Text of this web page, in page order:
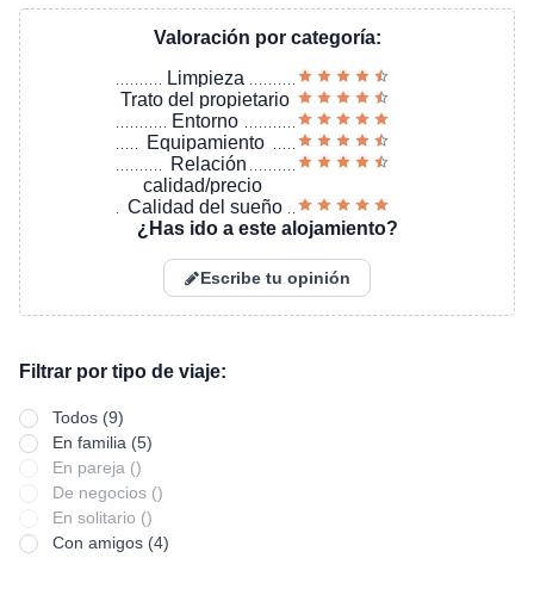
Valoración por categoría:
Limpieza
Trato del propietario
Entorno
Equipamiento
Relación
calidad/precio
Calidad del sueño
¿Has ido a este alojamiento?
Escribe tu opinión
Filtrar por tipo de viaje:
Todos (9)
En familia (5)
En pareja ()
De negocios ()
En solitario ()
Con amigos (4)